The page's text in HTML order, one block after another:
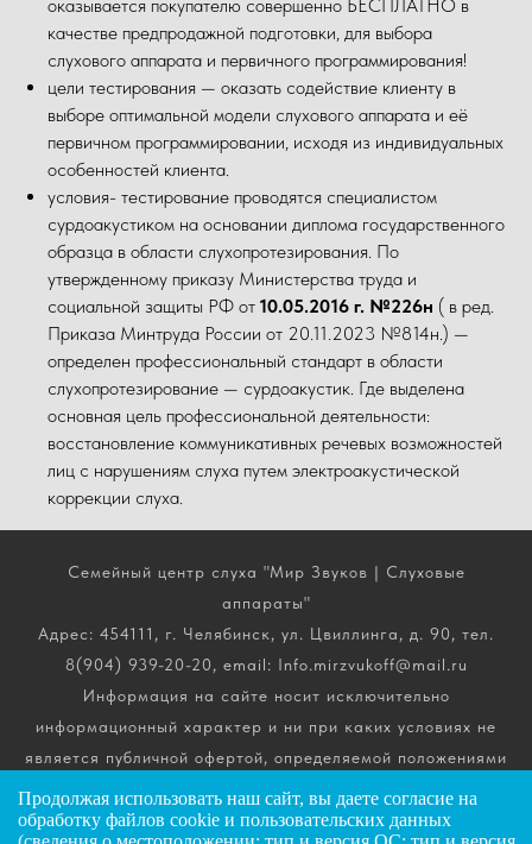
Продолжая использовать наш сайт, вы даете согласие на
обработку файлов cookie и пользовательских данных
оказывается покупателю совершенно БЕСПЛАТНО в
качестве предпродажной подготовки, для выбора
слухового аппарата и первичного программирования!
цели тестирования — оказать содействие клиенту в
выборе оптимальной модели слухового аппарата и её
первичном программировании, исходя из индивидуальных
особенностей клиента.
условия- тестирование проводятся специалистом
сурдоакустиком на основании диплома государственного
образца в области слухопротезирования. По
утвержденному приказу Министерства труда и
социальной защиты РФ от 10.05.2016 г. №226н ( в ред.
Приказа Минтруда России от 20.11.2023 №814н.) —
определен профессиональный стандарт в области
слухопротезирование — сурдоакустик. Где выделена
основная цель профессиональной деятельности:
восстановление коммуникативных речевых возможностей
лиц с нарушениям слуха путем электроакустической
коррекции слуха.
Семейный центр слуха "Мир Звуков | Слуховые
аппараты"
Адрес: 454111, г. Челябинск, ул. Цвиллинга, д. 90, тел.
8(904) 939-20-20, email: Info.mirzvukoff@mail.ru
Информация на сайте носит исключительно
информационный характер и ни при каких условиях не
является публичной офертой, определяемой положениями
ч. 2 ст. 437 Гражданского кодекса РФ. Получить
подробную информацию о стоимости, комплектации и